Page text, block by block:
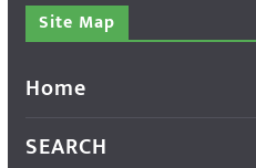
Site Map
Home
SEARCH